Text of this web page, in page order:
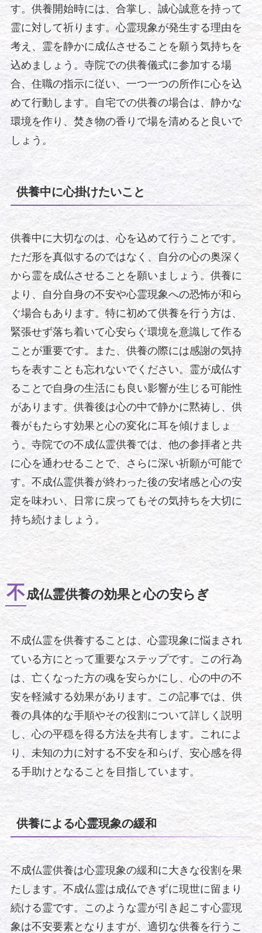
す。供養開始時には、合掌し、誠心誠意を持って
霊に対して祈ります。心霊現象が発生する理由を
考え、霊を静かに成仏させることを願う気持ちを
込めましょう。寺院での供養儀式に参加する場
合、住職の指示に従い、一つ一つの所作に心を込
めて行動します。自宅での供養の場合は、静かな
環境を作り、焚き物の香りで場を清めると良いで
しょう。
供養中に心掛けたいこと
供養中に大切なのは、心を込めて行うことです。
ただ形を真似するのではなく、自分の心の奥深く
から霊を成仏させることを願いましょう。供養に
より、自分自身の不安や心霊現象への恐怖が和ら
ぐ場合もあります。特に初めて供養を行う方は、
緊張せず落ち着いて心安らぐ環境を意識して作る
ことが重要です。また、供養の際には感謝の気持
ちを表すことも忘れないでください。霊が成仏す
ることで自身の生活にも良い影響が生じる可能性
があります。供養後は心の中で静かに黙祷し、供
養がもたらす効果と心の変化に耳を傾けましょ
う。寺院での不成仏霊供養では、他の参拝者と共
に心を通わせることで、さらに深い祈願が可能で
す。不成仏霊供養が終わった後の安堵感と心の安
定を味わい、日常に戻ってもその気持ちを大切に
持ち続けましょう。
不成仏霊供養の効果と心の安らぎ
不成仏霊を供養することは、心霊現象に悩まされ
ている方にとって重要なステップです。この行為
は、亡くなった方の魂を安らかにし、心の中の不
安を軽減する効果があります。この記事では、供
養の具体的な手順やその役割について詳しく説明
し、心の平穏を得る方法を共有します。これによ
り、未知の力に対する不安を和らげ、安心感を得
る手助けとなることを目指しています。
供養による心霊現象の緩和
不成仏霊供養は心霊現象の緩和に大きな役割を果
たします。不成仏霊は成仏できずに現世に留まり
続ける霊です。このような霊が引き起こす心霊現
象は不安要素となりますが、適切な供養を行うこ